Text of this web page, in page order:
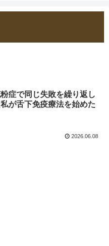
症で同じ失敗を繰り返し
が舌下免疫療法を始めた
2026.06.08